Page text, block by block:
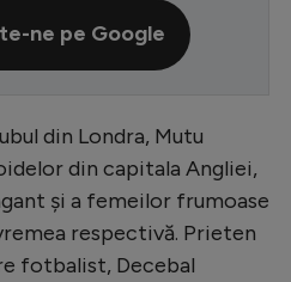
ne pe Google
din Londra, Mutu
din capitala Angliei,
și a femeilor frumoase
respectivă. Prieten
fotbalist, Decebal